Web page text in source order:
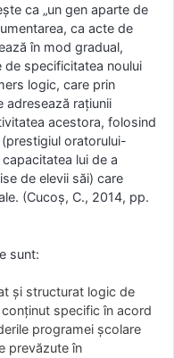
ca „un gen aparte de
ca acte de
în mod gradual,
specificitatea noului
logic, care prin
adresează raţiunii
acestora, folosind
oratorului-
lui de a
de elevii săi) care
(Cucoş, C., 2014, pp.
sunt:
şi structurat logic de
specific în acord
programei şcolare
prevăzute în